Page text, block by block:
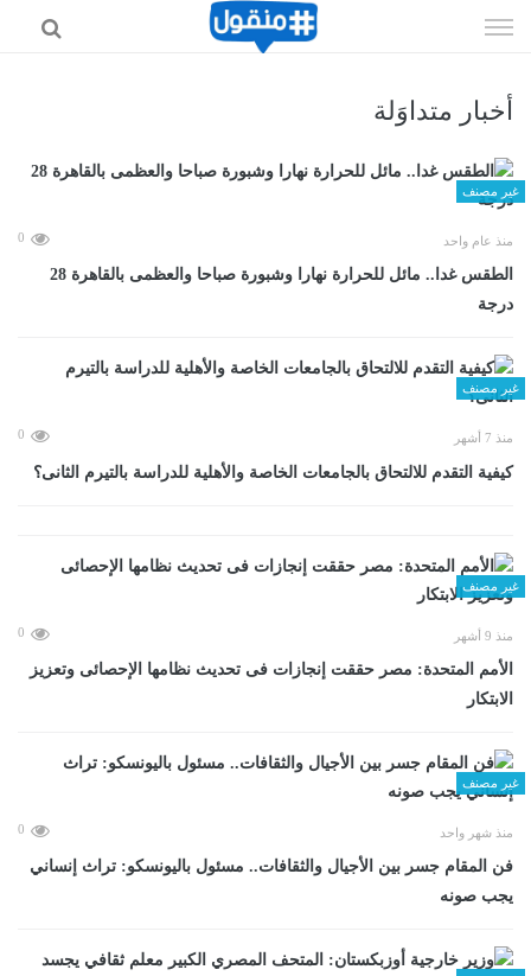
الى
أخبار متداوَلة
غير مصنف
منذ عام واحد 0
الطقس غدا.. مائل للحرارة نهارا وشبورة صباحا والعظمى بالقاهرة 28
درجة
غير مصنف
منذ 7 أشهر 0
كيفية التقدم للالتحاق بالجامعات الخاصة والأهلية للدراسة بالتيرم الثانى؟
غير مصنف
منذ 9 أشهر 0
الأمم المتحدة: مصر حققت إنجازات فى تحديث نظامها الإحصائى وتعزيز
الابتكار
غير مصنف
منذ شهر واحد 0
فن المقام جسر بين الأجيال والثقافات.. مسئول باليونسكو: تراث إنساني
يجب صونه